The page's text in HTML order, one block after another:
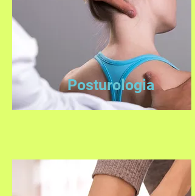
Posturologia